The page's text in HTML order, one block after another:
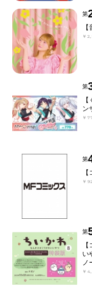
第
￥
第
ン
￥
第
￥
第
い
ノ
￥